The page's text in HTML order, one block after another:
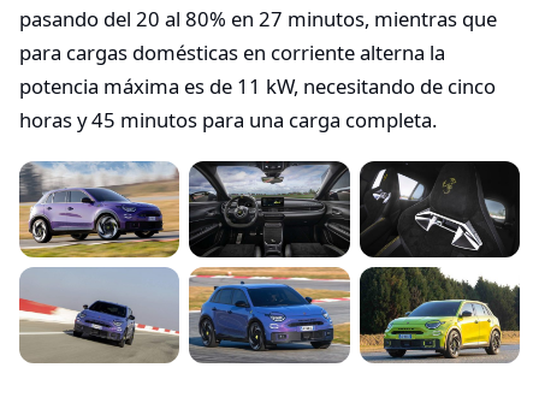
pasando del 20 al 80% en 27 minutos, mientras que
para cargas domésticas en corriente alterna la
potencia máxima es de 11 kW, necesitando de cinco
horas y 45 minutos para una carga completa.